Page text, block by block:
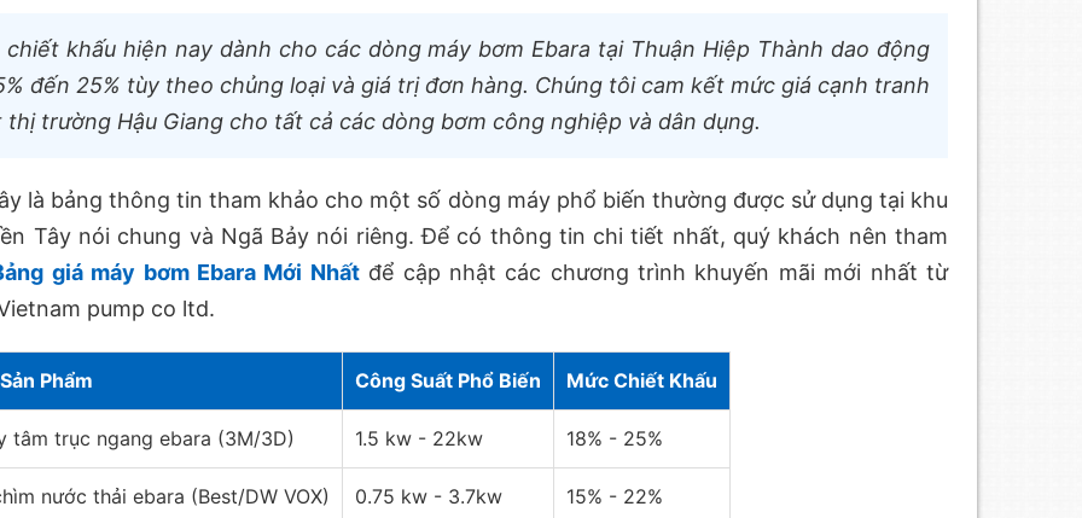
chiết khấu hiện nay dành cho các dòng máy bơm Ebara tại Thuận Hiệp Thành dao động
đến 25% tùy theo chủng loại và giá trị đơn hàng. Chúng tôi cam kết mức giá cạnh tranh
thị trường Hậu Giang cho tất cả các dòng bơm công nghiệp và dân dụng.
là bảng thông tin tham khảo cho một số dòng máy phổ biến thường được sử dụng tại khu
Tây nói chung và Ngã Bảy nói riêng. Để có thông tin chi tiết nhất, quý khách nên tham
giá máy bơm Ebara Mới Nhấtđể cập nhật các chương trình khuyến mãi mới nhất từ
pump co ltd.
Phẩm Công Suất Phổ Biến Mức Chiết Khấu
tâm trục ngang ebara (3M/3D) 1.5 kw - 22kw 18% - 25%
nước thải ebara (Best/DW VOX) 0.75 kw - 3.7kw 15% - 22%